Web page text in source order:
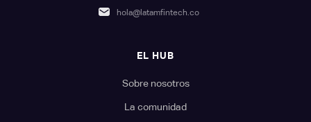
hola@latamfintech.co
EL HUB
Sobre nosotros
La comunidad